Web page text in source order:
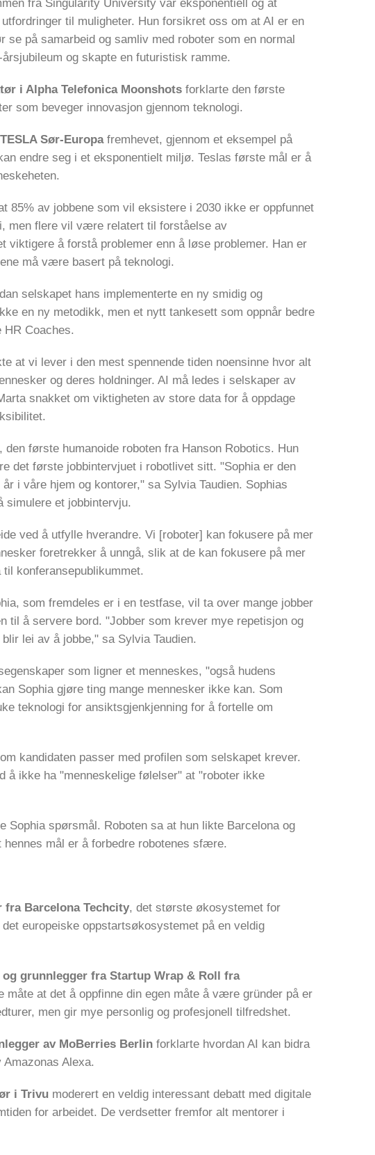
fra Singularity University var eksponentiell og at
til muligheter. Hun forsikret oss om at AI er en
se på samarbeid og samliv med roboter som en normal
og skapte en futuristisk ramme.
i Alpha Telefonica Moonshots forklarte den første
som beveger innovasjon gjennom teknologi.
Sør-Europafremhevet, gjennom et eksempel på
endre seg i et eksponentielt miljø. Teslas første mål er å
85% av jobbene som vil eksistere i 2030 ikke er oppfunnet
men flere vil være relatert til forståelse av
viktigere å forstå problemer enn å løse problemer. Han er
må være basert på teknologi.
selskapet hans implementerte en ny smidig og
en ny metodikk, men et nytt tankesett som oppnår bedre
HR Coaches.
at vi lever i den mest spennende tiden noensinne hvor alt
og deres holdninger. AI må ledes i selskaper av
snakket om viktigheten av store data for å oppdage
første humanoide roboten fra Hanson Robotics. Hun
det første jobbintervjuet i robotlivet sitt. "Sophia er den
i våre hjem og kontorer," sa Sylvia Taudien. Sophias
simulere et jobbintervju.
ved å utfylle hverandre. Vi [roboter] kan fokusere på mer
foretrekker å unngå, slik at de kan fokusere på mer
konferansepublikummet.
som fremdeles er i en testfase, vil ta over mange jobber
til å servere bord. "Jobber som krever mye repetisjon og
lei av å jobbe," sa Sylvia Taudien.
som ligner et menneskes, "også hudens
Sophia gjøre ting mange mennesker ikke kan. Som
teknologi for ansiktsgjenkjenning for å fortelle om
kandidaten passer med profilen som selskapet krever.
å ikke ha "menneskelige følelser" at "roboter ikke
Sophia spørsmål. Roboten sa at hun likte Barcelona og
mål er å forbedre robotenes sfære.
Barcelona Techcity, det største økosystemet for
europeiske oppstartsøkosystemet på en veldig
grunnlegger fra Startup Wrap & Roll fra
måte at det å oppfinne din egen måte å være gründer på er
men gir mye personlig og profesjonell tilfredshet.
av MoBerries Berlin forklarte hvordan AI kan bidra
Alexa.
i Trivu moderert en veldig interessant debatt med digitale
for arbeidet. De verdsetter fremfor alt mentorer i